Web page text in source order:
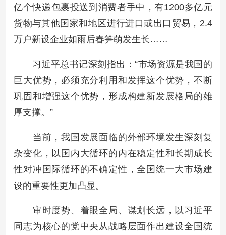
亿个快递包裹投送到消费者手中，有1200多亿元
货物与其他国家和地区进行进口或出口贸易，2.4
万户新设企业如雨后春笋萌发生长……
习近平总书记深刻指出：“市场资源是我国的
巨大优势，必须充分利用和发挥这个优势，不断
巩固和增强这个优势，形成构建新发展格局的雄
厚支撑。”
当前，我国发展面临的外部环境发生深刻复
杂变化，以国内大循环的内在稳定性和长期成长
性对冲国际循环的不确定性，全国统一大市场建
设的重要性更加凸显。
审时度势、着眼全局、谋划长远，以习近平
同志为核心的党中央从战略层面作出建设全国统